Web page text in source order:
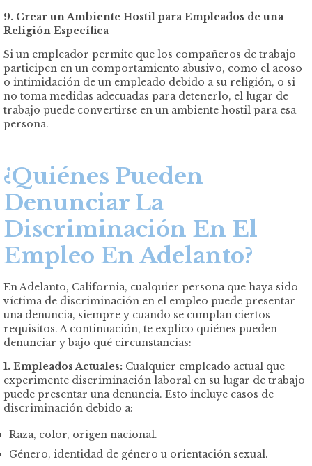
9. Crear un Ambiente Hostil para Empleados de una
Religión Específica
Si un empleador permite que los compañeros de trabajo
participen en un comportamiento abusivo, como el acoso
o intimidación de un empleado debido a su religión, o si
no toma medidas adecuadas para detenerlo, el lugar de
trabajo puede convertirse en un ambiente hostil para esa
persona.
¿Quiénes Pueden
Denunciar La
Discriminación En El
Empleo En Adelanto?
En Adelanto, California, cualquier persona que haya sido
víctima de discriminación en el empleo puede presentar
una denuncia, siempre y cuando se cumplan ciertos
requisitos. A continuación, te explico quiénes pueden
denunciar y bajo qué circunstancias:
1. Empleados Actuales: Cualquier empleado actual que
experimente discriminación laboral en su lugar de trabajo
puede presentar una denuncia. Esto incluye casos de
discriminación debido a:
Raza, color, origen nacional.
Género, identidad de género u orientación sexual.